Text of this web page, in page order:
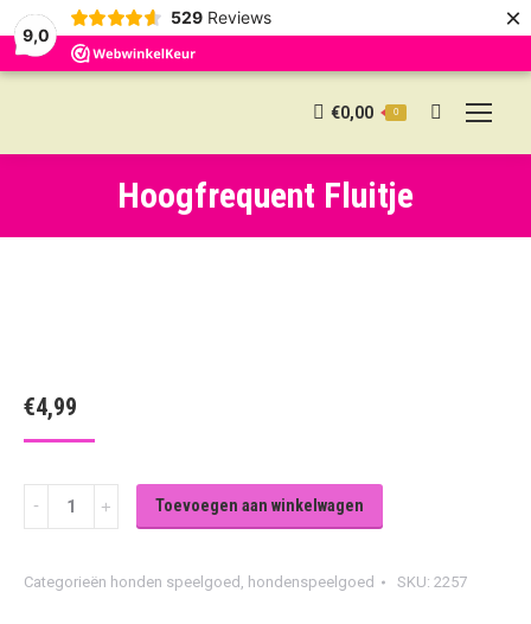
9,0
529 Reviews ×
€0,00 0 Search:
Hoogfrequent Fluitje
€4,99
Hoogfrequent
Fluitje
Toevoegen aan winkelwagen
Categorieën honden speelgoed , hondenspeelgoed SKU: 2257